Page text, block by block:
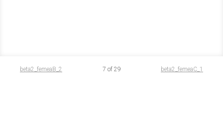
beta2_femeaB_2 beta2_femeaC_1
7 of 29